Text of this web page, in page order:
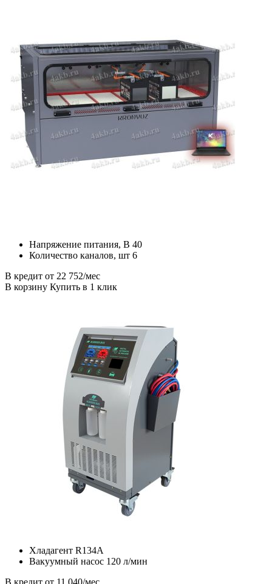
Напряжение питания, В 40
Количество каналов, шт 6
В кредит от 22 752/мес
В корзину Купить в 1 клик
Хладагент R134A
Вакуумный насос 120 л/мин
В кредит от 11 040/мес